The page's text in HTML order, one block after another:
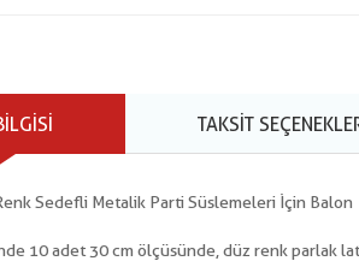
TAKSIT
Sedefli Metalik Parti Süslemeleri İçin Balon
10 adet 30 cm ölçüsünde, düz renk parlak